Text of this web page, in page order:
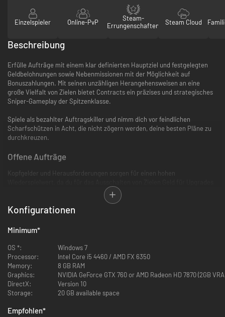
Einzelspieler Online-PvP
Steam-
Errungenschaften
Steam Cloud
Beschreibung
Erfülle Aufträge mit einem klar definierten Hauptziel und festgelegten
Geldbelohnungen sowie Nebenmissionen mit der Möglichkeit auf
Bonuszahlungen. Mit seinen unzähligen Herangehensweisen an eine
große Vielfalt von Zielen bietet Contracts ein präzises und strategisches
Sniper-Gameplay der Spitzenklasse.
Spiele als bezahlter Auftragskiller und nimm dich vor feindlichen
Scharfschützen in Acht, die nicht zögern werden, deine besten Pläne zu
durchkreuzen.
Offene Aufträge
Kopfgelder und Herausforderungen sorgen für einen hohen
Ein brandneues dynamisches Fadenkreuzsystem
Die realistischste und intensivste Scharfschützenerfahrung.
Aufwertbare AR-Maske
Scanne die Umgebung und hebe Schwächen oder wichtige Gegenstände
Konfigurationen
Minimum*
OS *:
Windows 7
Processor:
Intel Core i5 4460 / AMD FX 6350
Memory:
8 GB RAM
Graphics:
NVIDIA GeForce GTX 760 or AMD Radeon HD 7870 (2GB
DirectX:
Version 10
Storage:
20 GB available space
Empfohlen*